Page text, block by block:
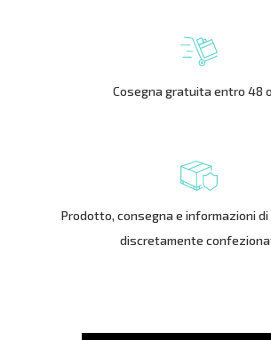
Cosegna gratuita entro 48
Prodotto, consegna e informazioni
discretamente